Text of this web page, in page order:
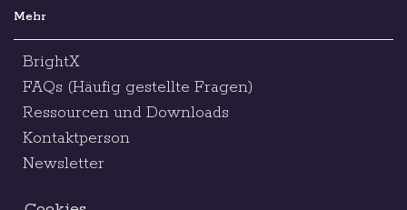
Mehr
BrightX
FAQs (Häufig gestellte Fragen)
Ressourcen und Downloads
Kontaktperson
Newsletter